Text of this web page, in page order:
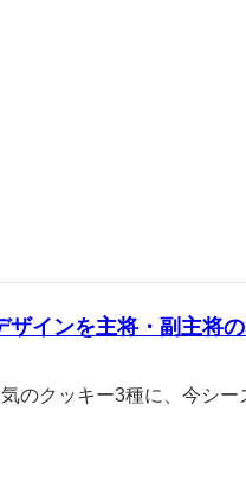
インを主将・副主将
のクッキー3種に、今シ